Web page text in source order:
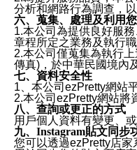
分析和網路行為調查，
六、蒐集、處理及利用
1.本公司為提供良好服
章程所定之業務及執行
2.本公司僅蒐集為執行
傳真)，於中華民國境內
七、資料安全性
1、本公司ezPretty網站
2.本公司ezPretty網站將
八、查詢或更正的方式
用戶個人資料有變更、
九、Instagram貼文同步
您可以透過ezPretty店